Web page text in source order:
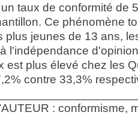
taux de conformité de
Ce phénomène
plus jeunes de 13 ans,
l'indépendance
est plus élevé chez les
contre 33,3%
: conformisme,